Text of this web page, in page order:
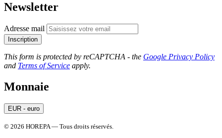
Newsletter
Adresse mail
Inscription
This form is protected by reCAPTCHA - the Google Privacy Policy
and Terms of Service apply.
Monnaie
EUR - euro
© 2026 HOREPA — Tous droits réservés.